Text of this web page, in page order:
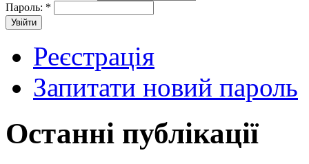
Пароль: *
Реєстрація
Запитати новий пароль
Останні публікації